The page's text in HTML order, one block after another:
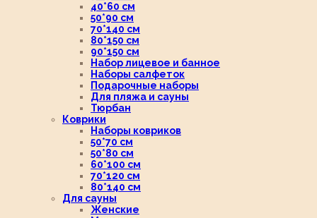
40*60 см
50*90 см
70*140 см
80*150 см
90*150 см
Набор лицевое и банное
Наборы салфеток
Подарочные наборы
Для пляжа и сауны
Тюрбан
Коврики
Наборы ковриков
50*70 см
50*80 см
60*100 см
70*120 см
80*140 см
Для сауны
Женские